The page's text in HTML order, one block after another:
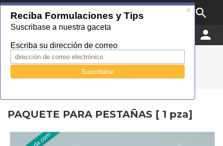

MENU 
Catálogo Otros
Paquetes hazlo tú mismo
PAQUETE PARA PESTAÑAS [ 1 pza]
PAQUETE PARA PESTAÑAS [ 1 pza]
PAQUETE PARA PESTAÑAS [ 1 pza]